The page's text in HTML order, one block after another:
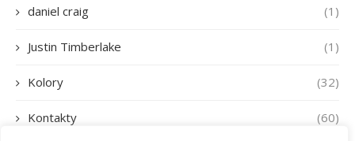
daniel craig (1)
Justin Timberlake (1)
Kolory (32)
Kontakty (60)